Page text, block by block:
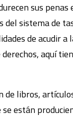
sus
del sistema de
de acudir
aquí
de libros,
están